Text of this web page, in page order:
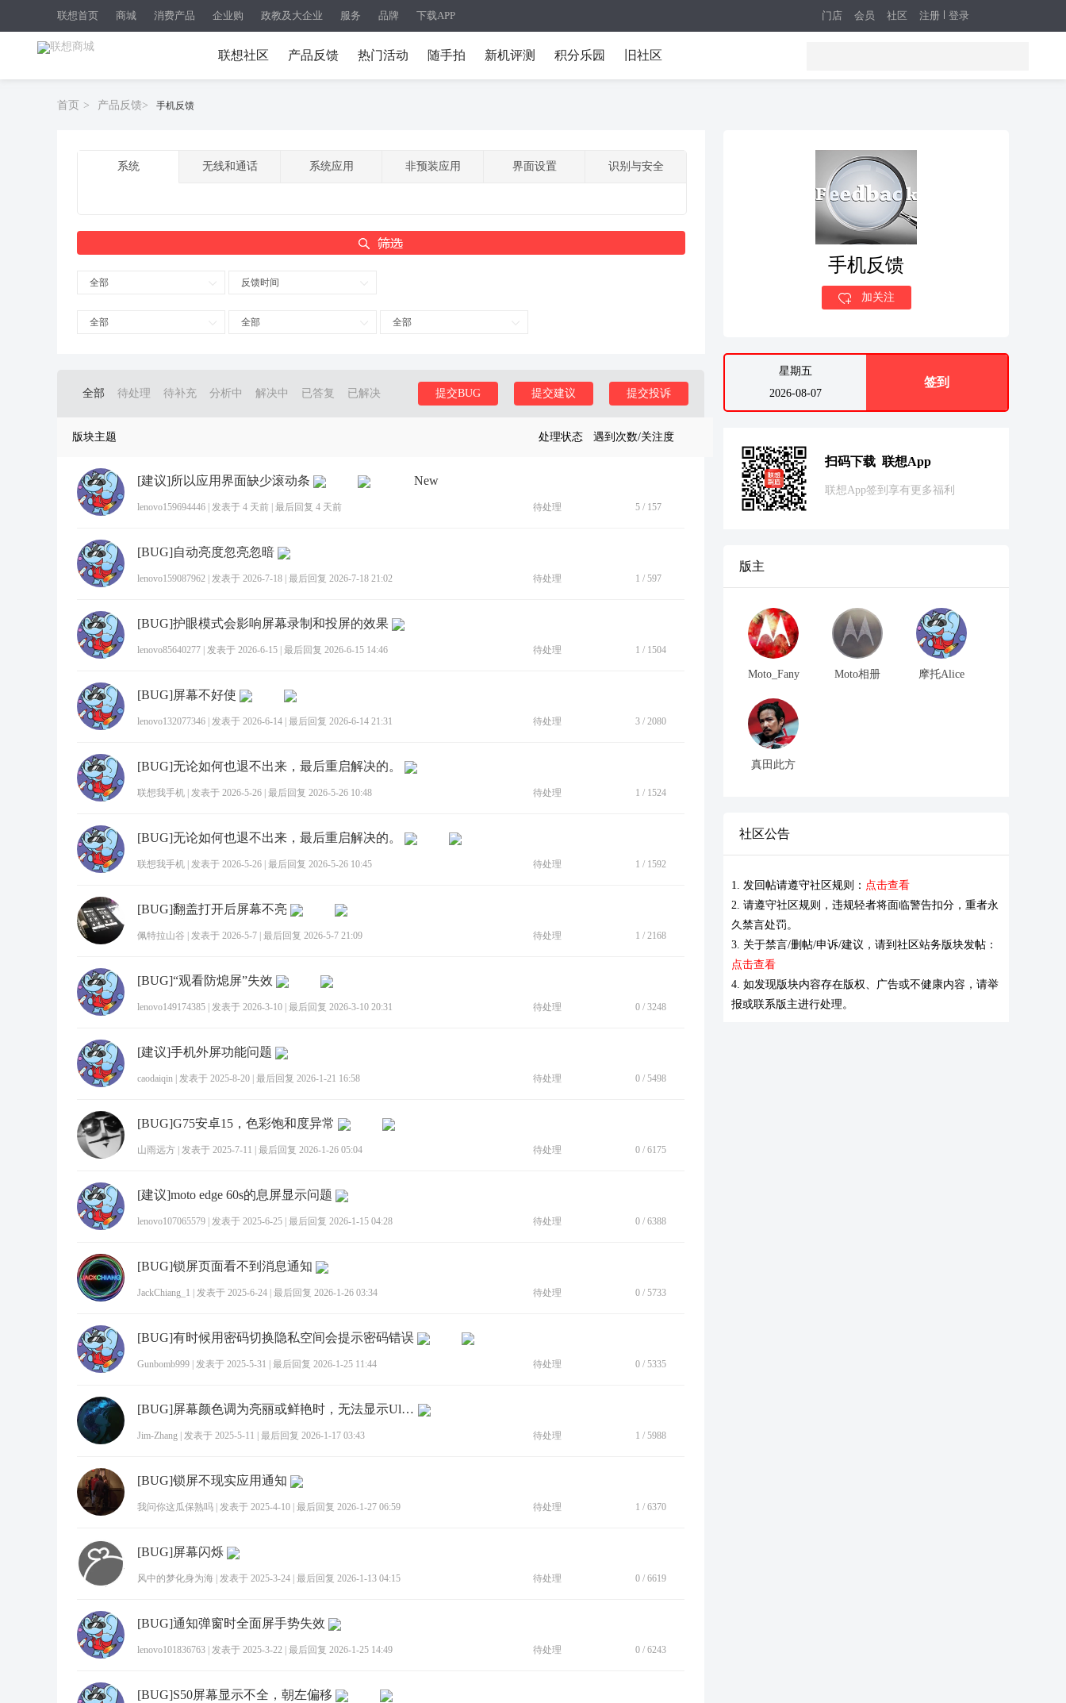
联想首页 商城 消费产品 企业购 政教及大企业 服务 品牌 下载APP 注册 登录
门店 会员 社区
联想社区 产品反馈 热门活动 随手拍 新机评测 积分乐园 旧社区
首页 > 产品反馈> 手机反馈
系统 无线和通话 系统应用 非预装应用 界面设置 识别与安全
全部 反馈时间
全部 全部 全部
全部 待处理 待补充 分析中 解决中 已答复 已解决 提交投诉
提交建议
提交BUG
版块主题 处理状态 遇到次数/关注度
[建议]所以应用界面缺少滚动条 New
lenovo159694446 发表于 4 天前 最后回复 4 天前 待处理 5 / 157
[BUG]自动亮度忽亮忽暗
lenovo159087962 发表于 2026-7-18 最后回复 2026-7-18 21:02 待处理 1 / 597
[BUG]护眼模式会影响屏幕录制和投屏的效果
lenovo85640277 发表于 2026-6-15 最后回复 2026-6-15 14:46 待处理 1 / 1504
[BUG]屏幕不好使
lenovo132077346 发表于 2026-6-14 最后回复 2026-6-14 21:31 待处理 3 / 2080
[BUG]无论如何也退不出来，最后重启解决的。
联想我手机 发表于 2026-5-26 最后回复 2026-5-26 10:48 待处理 1 / 1524
[BUG]无论如何也退不出来，最后重启解决的。
联想我手机 发表于 2026-5-26 最后回复 2026-5-26 10:45 待处理 1 / 1592
[BUG]翻盖打开后屏幕不亮
佩特拉山谷 发表于 2026-5-7 最后回复 2026-5-7 21:09 待处理 1 / 2168
[BUG]“观看防熄屏”失效
lenovo149174385 发表于 2026-3-10 最后回复 2026-3-10 20:31 待处理 0 / 3248
[建议]手机外屏功能问题
caodaiqin 发表于 2025-8-20 最后回复 2026-1-21 16:58 待处理 0 / 5498
[BUG]G75安卓15，色彩饱和度异常
山雨远方 发表于 2025-7-11 最后回复 2026-1-26 05:04 待处理 0 / 6175
[建议]moto edge 60s的息屏显示问题
lenovo107065579 发表于 2025-6-25 最后回复 2026-1-15 04:28 待处理 0 / 6388
[BUG]锁屏页面看不到消息通知
JackChiang_1 发表于 2025-6-24 最后回复 2026-1-26 03:34 待处理 0 / 5733
[BUG]有时候用密码切换隐私空间会提示密码错误
Gunbomb999 发表于 2025-5-31 最后回复 2026-1-25 11:44 待处理 0 / 5335
[BUG]屏幕颜色调为亮丽或鲜艳时，无法显示Ultra HDR照片
Jim-Zhang 发表于 2025-5-11 最后回复 2026-1-17 03:43 待处理 1 / 5988
[BUG]锁屏不现实应用通知
我问你这瓜保熟吗 发表于 2025-4-10 最后回复 2026-1-27 06:59 待处理 1 / 6370
[BUG]屏幕闪烁
风中的梦化身为海 发表于 2025-3-24 最后回复 2026-1-13 04:15 待处理 0 / 6619
[BUG]通知弹窗时全面屏手势失效
lenovo101836763 发表于 2025-3-22 最后回复 2026-1-25 14:49 待处理 0 / 6243
[BUG]S50屏幕显示不全，朝左偏移
手机反馈
加关注
星期五
2026-08-07
签到
扫码下载 联想App
联想App签到享有更多福利
版主
Moto_Fany Moto相册 摩托Alice
真田此方
社区公告
1. 发回帖请遵守社区规则： 点击查看
2. 请遵守社区规则，违规轻者将面临警告扣分，重者永
久禁言处罚。
3. 关于禁言/删帖/申诉/建议，请到社区站务版块发帖：
点击查看
4. 如发现版块内容存在版权、广告或不健康内容，请举
报或联系版主进行处理。